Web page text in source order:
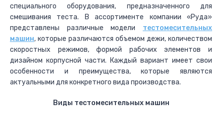
специального оборудования, предназначенного для
смешивания теста. В ассортименте компании «Руда»
представлены различные модели тестомесительных
машин, которые различаются объемом дежи, количеством
скоростных режимов, формой рабочих элементов и
дизайном корпусной части. Каждый вариант имеет свои
особенности и преимущества, которые являются
актуальными для конкретного вида производства.
Виды тестомесительных машин